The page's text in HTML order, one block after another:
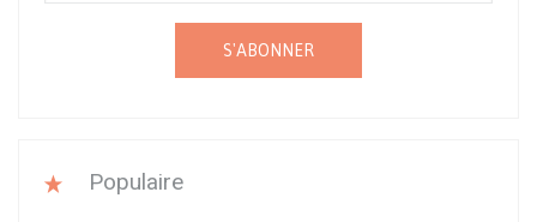
S'ABONNER
Populaire